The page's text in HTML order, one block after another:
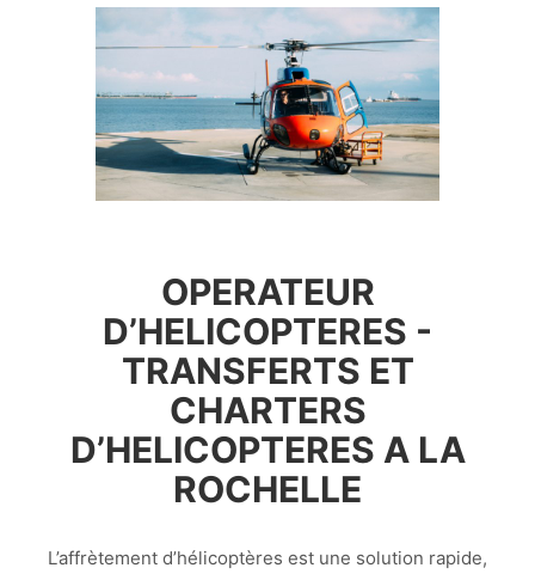
OPERATEUR
D’HELICOPTERES -
TRANSFERTS ET
CHARTERS
D’HELICOPTERES A LA
ROCHELLE
L’affrètement d’hélicoptères est une solution rapide,